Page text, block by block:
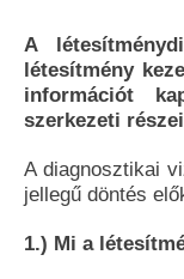
A
létesítmény
információt
szerkezeti
A diagnosztikai
jellegű döntés
1.) Mi a